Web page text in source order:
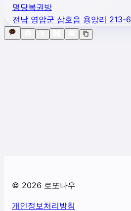
명당복권방
전남 영암군 삼호읍 용앙리 213-6
© 2026 로또나우
개인정보처리방침